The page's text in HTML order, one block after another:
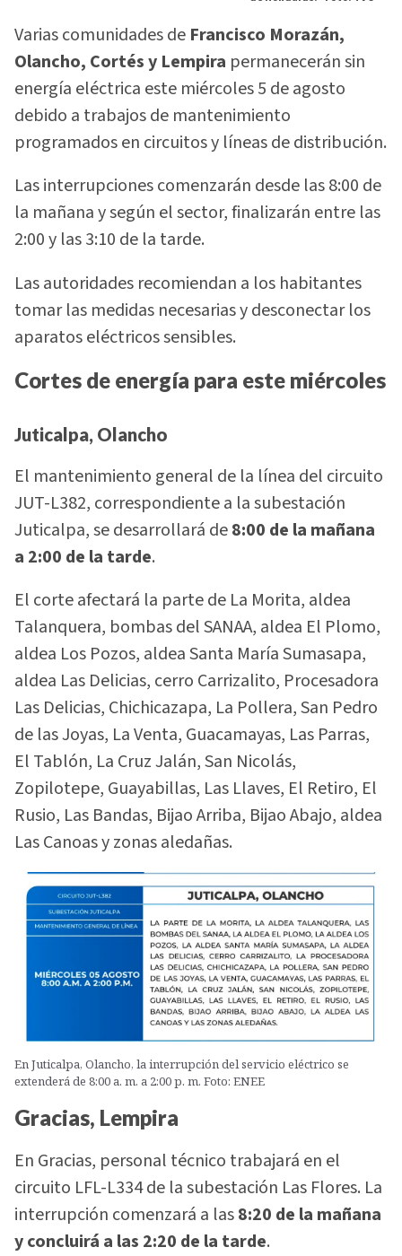
Varias comunidades de Francisco Morazán,
Olancho, Cortés y Lempira permanecerán sin
energía eléctrica este miércoles 5 de agosto
debido a trabajos de mantenimiento
programados en circuitos y líneas de distribución.
Las interrupciones comenzarán desde las 8:00 de
la mañana y según el sector, finalizarán entre las
2:00 y las 3:10 de la tarde.
Las autoridades recomiendan a los habitantes
tomar las medidas necesarias y desconectar los
aparatos eléctricos sensibles.
Cortes de energía para este miércoles
Juticalpa, Olancho
El mantenimiento general de la línea del circuito
JUT-L382, correspondiente a la subestación
Juticalpa, se desarrollará de8:00 de la mañana
a 2:00 de la tarde.
El corte afectará la parte de La Morita, aldea
Talanquera, bombas del SANAA, aldea El Plomo,
aldea Los Pozos, aldea Santa María Sumasapa,
aldea Las Delicias, cerro Carrizalito, Procesadora
Las Delicias, Chichicazapa, La Pollera, San Pedro
de las Joyas, La Venta, Guacamayas, Las Parras,
El Tablón, La Cruz Jalán, San Nicolás,
Zopilotepe, Guayabillas, Las Llaves, El Retiro, El
Rusio, Las Bandas, Bijao Arriba, Bijao Abajo, aldea
Las Canoas y zonas aledañas.
En Juticalpa, Olancho, la interrupción del servicio eléctrico se
extenderá de 8:00 a. m. a 2:00 p. m. Foto: ENEE
Gracias, Lempira
En Gracias, personal técnico trabajará en el
circuito LFL-L334 de la subestación Las Flores. La
interrupción comenzará a las8:20 de la mañana
y concluirá a las 2:20 de la tarde.